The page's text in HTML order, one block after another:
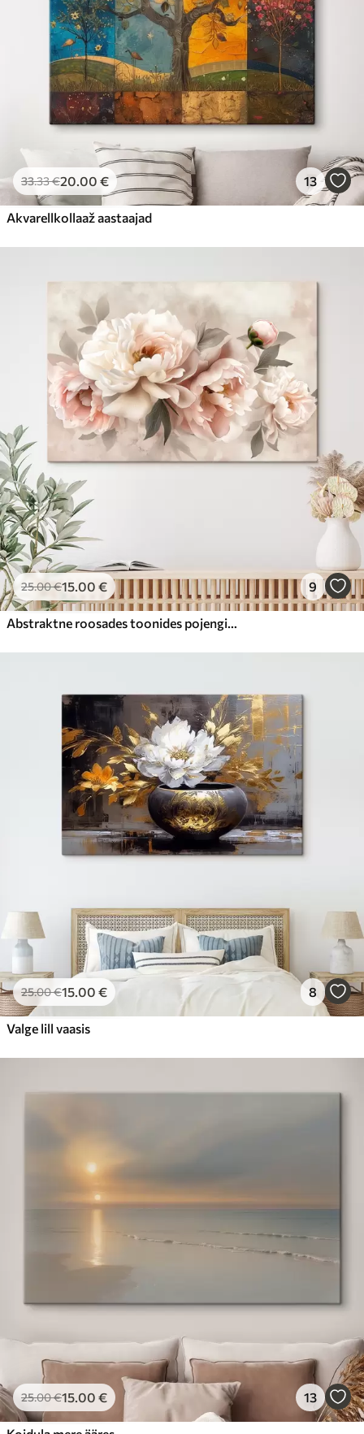
33.33€20.00 € 13
Akvarellkollaaž aastaajad
25.00€15.00 € 9
Abstraktne roosades toonides pojengide kimp
25.00€15.00 € 8
Valge lill vaasis
25.00€15.00 € 13